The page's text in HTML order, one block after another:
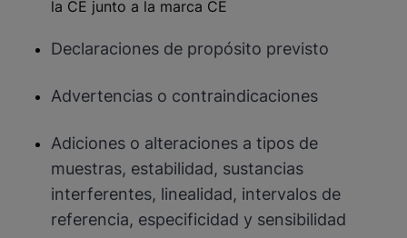
la CE junto a la marca CE
Declaraciones de propósito previsto
Advertencias o contraindicaciones
Adiciones o alteraciones a tipos de
muestras, estabilidad, sustancias
interferentes, linealidad, intervalos de
referencia, especificidad y sensibilidad